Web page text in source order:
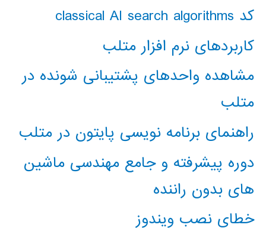
کد classical AI search algorithms
کاربردهای نرم افزار متلب
مشاهده واحدهای پشتیبانی شونده در
متلب
راهنمای برنامه نویسی پایتون در متلب
دوره پیشرفته و جامع مهندسی ماشین
های بدون راننده
خطای نصب ویندوز